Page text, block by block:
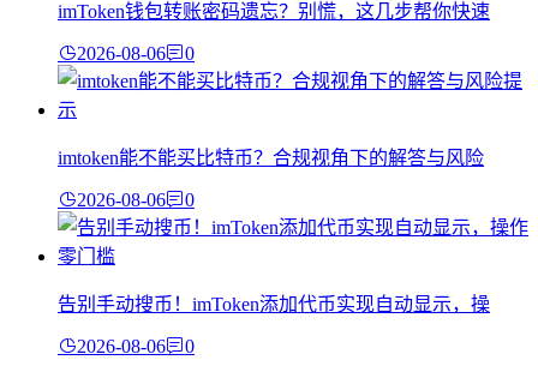
imToken钱包转账密码遗忘？别慌，这几步帮你快速
2026-08-06 0
imtoken能不能买比特币？合规视角下的解答与风险
2026-08-06 0
告别手动搜币！imToken添加代币实现自动显示，操
2026-08-06 0